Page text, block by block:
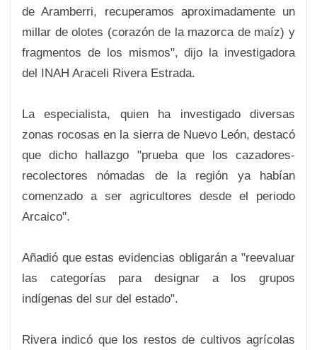
de Aramberri, recuperamos aproximadamente un
millar de olotes (corazón de la mazorca de maíz) y
fragmentos de los mismos", dijo la investigadora
del INAH Araceli Rivera Estrada.
La especialista, quien ha investigado diversas
zonas rocosas en la sierra de Nuevo León, destacó
que dicho hallazgo "prueba que los cazadores-
recolectores nómadas de la región ya habían
comenzado a ser agricultores desde el periodo
Arcaico".
Añadió que estas evidencias obligarán a "reevaluar
las categorías para designar a los grupos
indígenas del sur del estado".
Rivera indicó que los restos de cultivos agrícolas